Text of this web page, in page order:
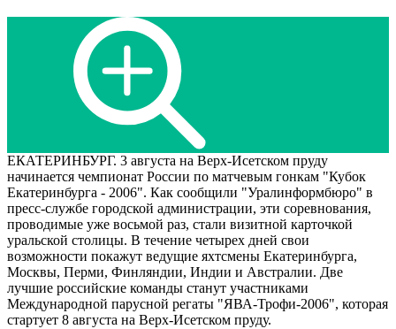
ЕКАТЕРИНБУРГ. 3 августа на Верх-Исетском пруду
начинается чемпионат России по матчевым гонкам "Кубок
Екатеринбурга - 2006". Как сообщили "Уралинформбюро" в
пресс-службе городской администрации, эти соревнования,
проводимые уже восьмой раз, стали визитной карточкой
уральской столицы. В течение четырех дней свои
возможности покажут ведущие яхтсмены Екатеринбурга,
Москвы, Перми, Финляндии, Индии и Австралии. Две
лучшие российские команды станут участниками
Международной парусной регаты "ЯВА-Трофи-2006", которая
стартует 8 августа на Верх-Исетском пруду.